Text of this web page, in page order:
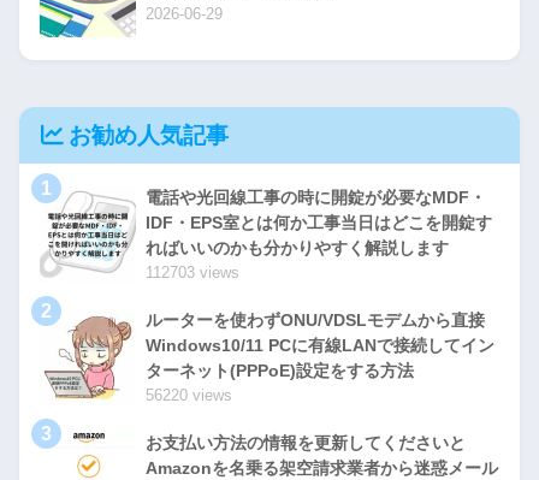
2026-06-29
お勧め人気記事
1
電話や光回線工事の時に開錠が必要なMDF・
IDF・EPS室とは何か工事当日はどこを開錠す
ればいいのかも分かりやすく解説します
112703 views
2
ルーターを使わずONU/VDSLモデムから直接
Windows10/11 PCに有線LANで接続してイン
ターネット(PPPoE)設定をする方法
56220 views
3
お支払い方法の情報を更新してくださいと
Amazonを名乗る架空請求業者から迷惑メール